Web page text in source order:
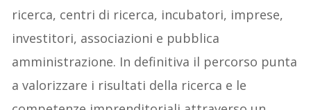
ricerca, centri di ricerca, incubatori, imprese,
investitori, associazioni e pubblica
amministrazione. In definitiva il percorso punta
a valorizzare i risultati della ricerca e le